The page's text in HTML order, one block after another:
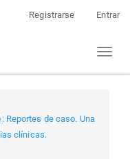
Registrarse Entrar
Toggle
Reportes de caso. Una
clínicas.